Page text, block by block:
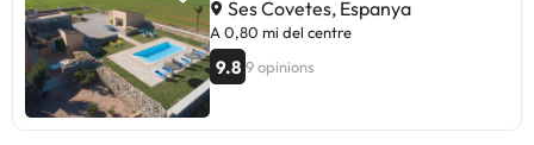
Ses Covetes, Espanya
A 0,80 mi del centre
9.8 9 opinions